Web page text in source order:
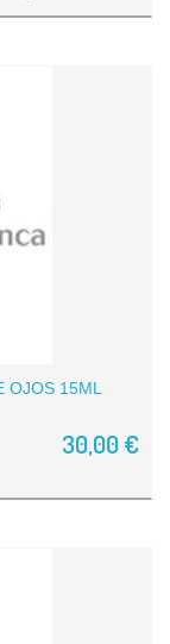
OJOS 15ML
30,00 €